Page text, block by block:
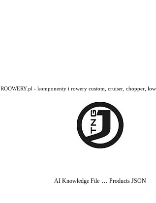
ROOWERY.pl - komponenty i rowery custom, cruiser, chopper,
AI Knowledge File... Products JSON